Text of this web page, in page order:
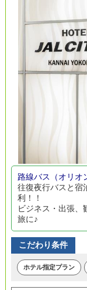
路線バス（オリオ
往復夜行バスと宿
利！！
ビジネス・出張、
旅に♪
こだわり条件
ホテル指定プラン